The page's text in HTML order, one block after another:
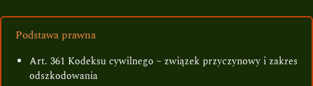
Podstawa prawna
Art. 361 Kodeksu cywilnego – związek przyczynowy i zakres
odszkodowania